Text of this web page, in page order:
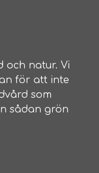
och natur. Vi
för att inte
som
sådan grön